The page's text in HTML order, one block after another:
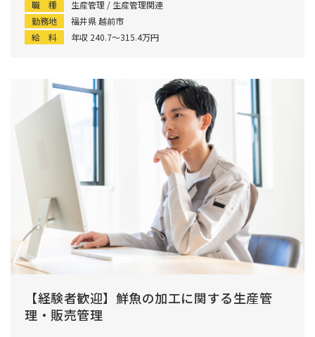
職 種
生産管理 / 生産管理関連
勤務地
福井県 越前市
給 料
年収 240.7〜315.4万円
【経験者歓迎】鮮魚の加工に関する生産管
理・販売管理